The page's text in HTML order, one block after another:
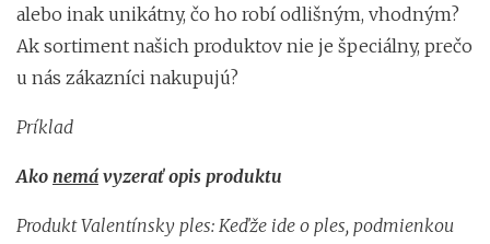
alebo inak unikátny, čo ho robí odlišným, vhodným?
Ak sortiment našich produktov nie je špeciálny, prečo
u nás zákazníci nakupujú?
Príklad
Ako nemá vyzerať opis produktu
Produkt Valentínsky ples: Keďže ide o ples, podmienkou